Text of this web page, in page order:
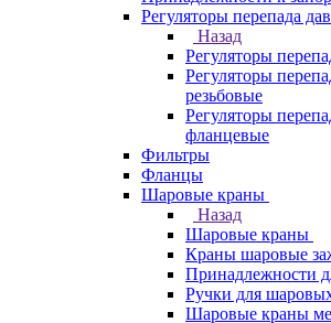
Регуляторы перепада
Назад
Регуляторы
Регуляторы
резьбовые
Регуляторы
фланцевые
Фильтры
Фланцы
Шаровые краны
Назад
Шаровые краны
Краны шаровые
Принадлежности
Ручки для
Шаровые краны